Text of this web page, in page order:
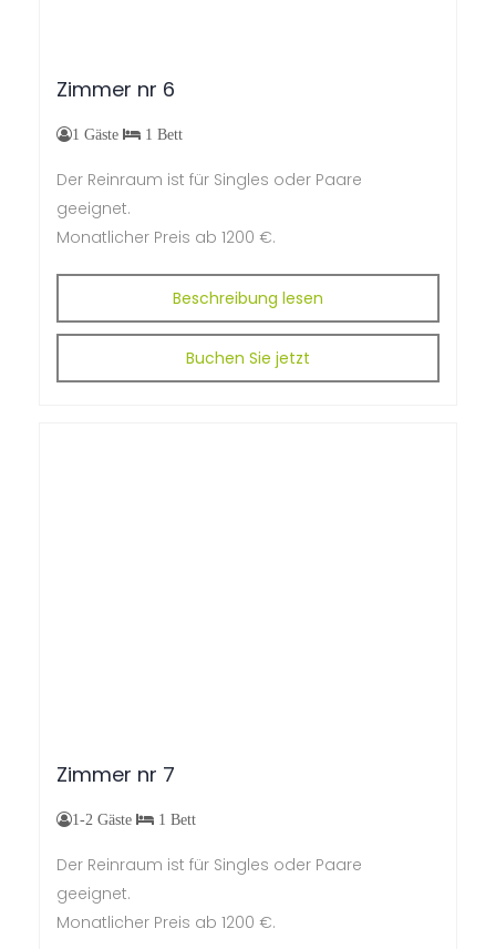
Zimmer nr 6
1 Gäste 1 Bett
Der Reinraum ist für Singles oder Paare
geeignet.
Monatlicher Preis ab 1200 €.
Beschreibung lesen
Buchen Sie jetzt
Zimmer nr 7
1-2 Gäste 1 Bett
Der Reinraum ist für Singles oder Paare
geeignet.
Monatlicher Preis ab 1200 €.